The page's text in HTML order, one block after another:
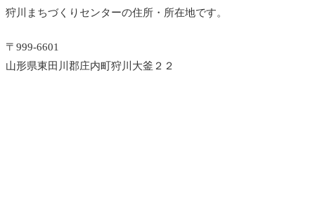
狩川まちづくりセンターの住所・所在地です。
〒999-6601
山形県東田川郡庄内町狩川大釜２２